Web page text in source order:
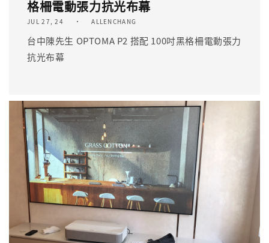
格柵電動張力抗光布幕
JUL 27, 24 ALLENCHANG
台中陳先生 OPTOMA P2 搭配 100吋黑格柵電動張力
抗光布幕